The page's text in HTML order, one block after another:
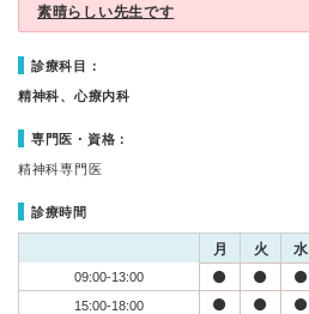
素晴らしい先生です
診療科目：
精神科、心療内科
専門医・資格：
精神科専門医
診療時間
月 火 水
09:00-13:00
15:00-18:00